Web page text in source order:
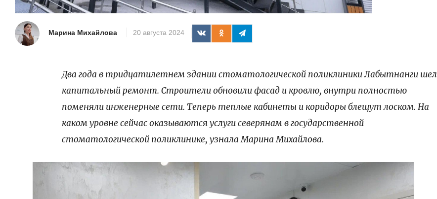
видео
Марина Михайлова 20 августа 2024
Два года в тридцатилетнем здании стоматологической поликлиники Лабытнанги шел
капитальный ремонт. Строители обновили фасад и кровлю, внутри полностью
поменяли инженерные сети. Теперь теплые кабинеты и коридоры блещут лоском. На
каком уровне сейчас оказываются услуги северянам в государственной
стоматологической поликлинике, узнала Марина Михайлова.